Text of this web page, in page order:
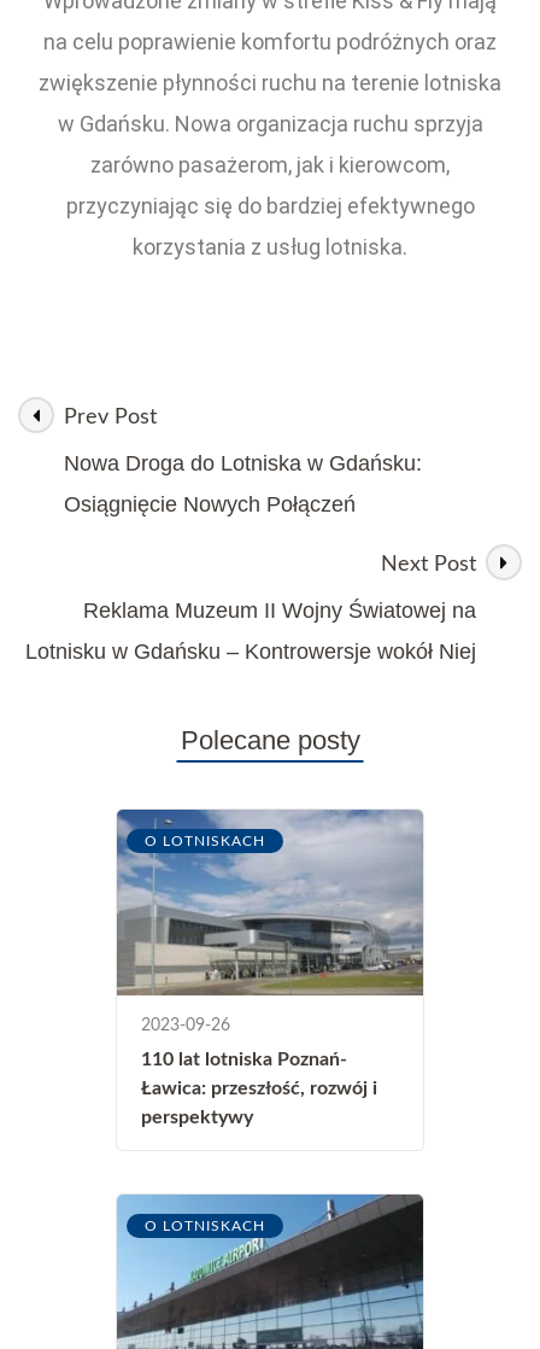
na celu poprawienie komfortu podróżnych oraz
zwiększenie płynności ruchu na terenie lotniska
w Gdańsku. Nowa organizacja ruchu sprzyja
zarówno pasażerom, jak i kierowcom,
przyczyniając się do bardziej efektywnego
korzystania z usług lotniska.
Prev Post
Nowa Droga do Lotniska w Gdańsku:
Osiągnięcie Nowych Połączeń
Next Post
Reklama Muzeum II Wojny Światowej na
Lotnisku w Gdańsku – Kontrowersje wokół Niej
Polecane posty
O LOTNISKACH
2023-09-26
110 lat lotniska Poznań-
Ławica: przeszłość, rozwój i
perspektywy
O LOTNISKACH